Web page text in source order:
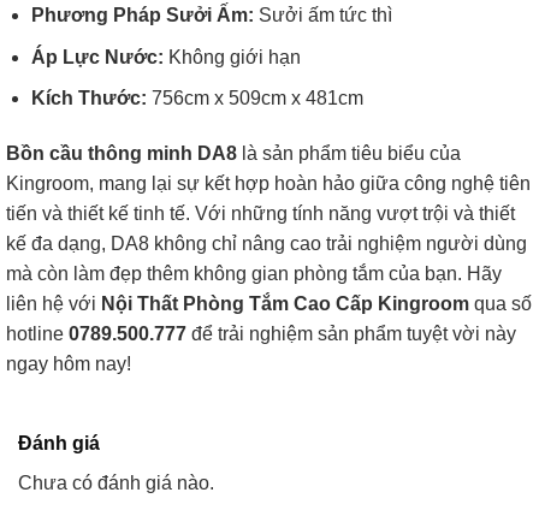
Phương Pháp Sưởi Ấm: Sưởi ấm tức thì
Áp Lực Nước: Không giới hạn
Kích Thước: 756cm x 509cm x 481cm
Bồn cầu thông minh DA8 là sản phẩm tiêu biểu của
Kingroom, mang lại sự kết hợp hoàn hảo giữa công nghệ tiên
tiến và thiết kế tinh tế. Với những tính năng vượt trội và thiết
kế đa dạng, DA8 không chỉ nâng cao trải nghiệm người dùng
mà còn làm đẹp thêm không gian phòng tắm của bạn. Hãy
liên hệ với Nội Thất Phòng Tắm Cao Cấp Kingroom qua số
hotline 0789.500.777 để trải nghiệm sản phẩm tuyệt vời này
ngay hôm nay!
Đánh giá
Chưa có đánh giá nào.